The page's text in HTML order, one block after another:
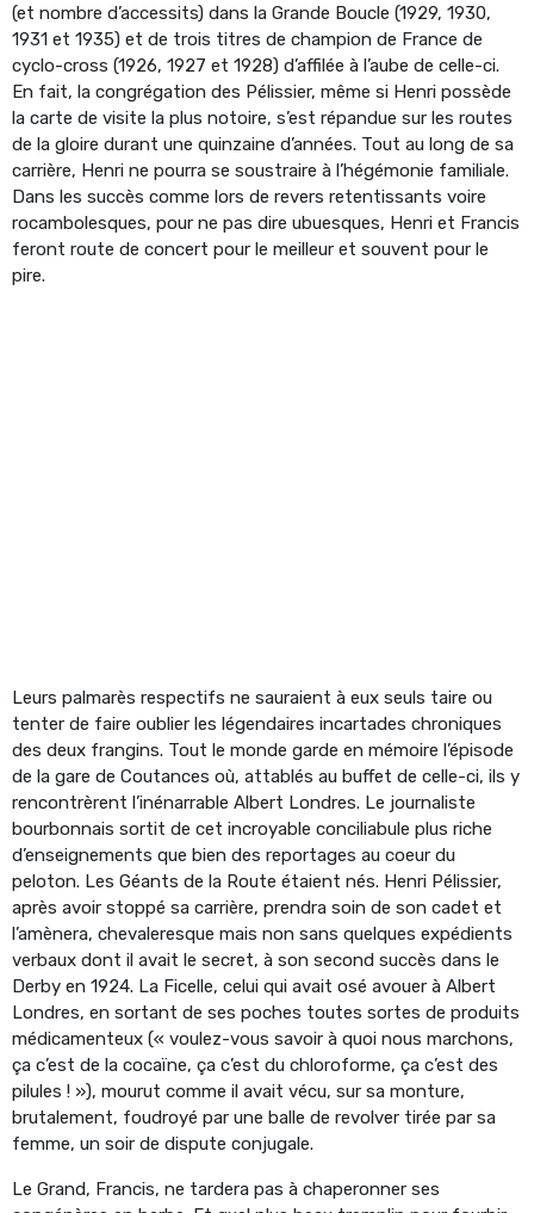
(et nombre d’accessits) dans la Grande Boucle (1929, 1930,
1931 et 1935) et de trois titres de champion de France de
cyclo-cross (1926, 1927 et 1928) d’affilée à l’aube de celle-ci.
En fait, la congrégation des Pélissier, même si Henri possède
la carte de visite la plus notoire, s’est répandue sur les routes
de la gloire durant une quinzaine d’années. Tout au long de sa
carrière, Henri ne pourra se soustraire à l’hégémonie familiale.
Dans les succès comme lors de revers retentissants voire
rocambolesques, pour ne pas dire ubuesques, Henri et Francis
feront route de concert pour le meilleur et souvent pour le
pire.
Leurs palmarès respectifs ne sauraient à eux seuls taire ou
tenter de faire oublier les légendaires incartades chroniques
des deux frangins. Tout le monde garde en mémoire l’épisode
de la gare de Coutances où, attablés au buffet de celle-ci, ils y
rencontrèrent l’inénarrable Albert Londres. Le journaliste
bourbonnais sortit de cet incroyable conciliabule plus riche
d’enseignements que bien des reportages au coeur du
peloton. Les Géants de la Route étaient nés. Henri Pélissier,
après avoir stoppé sa carrière, prendra soin de son cadet et
l’amènera, chevaleresque mais non sans quelques expédients
verbaux dont il avait le secret, à son second succès dans le
Derby en 1924. La Ficelle, celui qui avait osé avouer à Albert
Londres, en sortant de ses poches toutes sortes de produits
médicamenteux (« voulez-vous savoir à quoi nous marchons,
ça c’est de la cocaïne, ça c’est du chloroforme, ça c’est des
pilules ! »), mourut comme il avait vécu, sur sa monture,
brutalement, foudroyé par une balle de revolver tirée par sa
femme, un soir de dispute conjugale.
Le Grand, Francis, ne tardera pas à chaperonner ses